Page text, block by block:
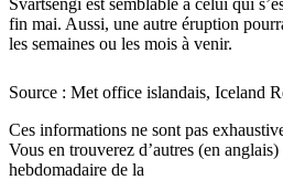
Svartsengi est semblable à celui qui
fin mai. Aussi, une autre éruption
les semaines ou les mois à venir.
Source : Met office islandais, Iceland
Ces informations ne sont pas
Vous en trouverez d’autres (en
hebdomadaire de la